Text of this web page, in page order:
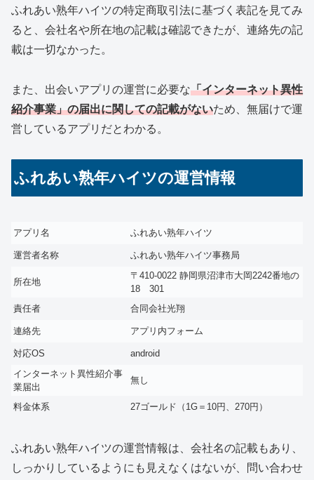
ふれあい熟年ハイツの特定商取引法に基づく表記を見てみ
ると、会社名や所在地の記載は確認できたが、連絡先の記
載は一切なかった。
また、出会いアプリの運営に必要な「インターネット異性
紹介事業」の届出に関しての記載がないため、無届けで運
営しているアプリだとわかる。
ふれあい熟年ハイツの運営情報
アプリ名 ふれあい熟年ハイツ
運営者名称 ふれあい熟年ハイツ事務局
所在地
〒410-0022 静岡県沼津市大岡2242番地の
18 301
責任者
合同会社光翔
連絡先 アプリ内フォーム
対応OS
android
インターネット異性紹介事
業届出
無し
料金体系 27ゴールド（1G＝10円、270円）
ふれあい熟年ハイツの運営情報は、会社名の記載もあり、
しっかりしているようにも見えなくはないが、問い合わせ